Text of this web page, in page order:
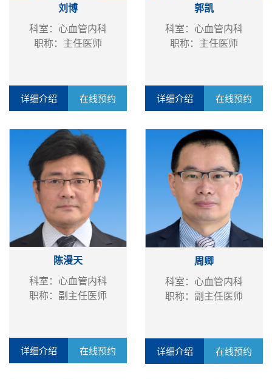
刘博
科室：心血管内科
职称：主任医师
详细介绍 在线预约
郭凯
科室：心血管内科
职称：主任医师
详细介绍 在线预约
陈漫天
科室：心血管内科
职称：副主任医师
详细介绍 在线预约
周卿
科室：心血管内科
职称：副主任医师
详细介绍 在线预约